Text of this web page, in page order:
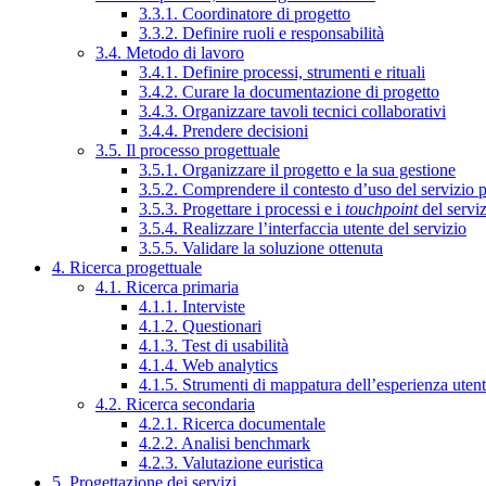
3.3.1. Coordinatore di progetto
3.3.2. Definire ruoli e responsabilità
3.4. Metodo di lavoro
3.4.1. Definire processi, strumenti e rituali
3.4.2. Curare la documentazione di progetto
3.4.3. Organizzare tavoli tecnici collaborativi
3.4.4. Prendere decisioni
3.5. Il processo progettuale
3.5.1. Organizzare il progetto e la sua gestione
3.5.2. Comprendere il contesto d’uso del servizio
3.5.3. Progettare i processi e i touchpointdel
3.5.4. Realizzare l’interfaccia utente del servizio
3.5.5. Validare la soluzione ottenuta
4. Ricerca progettuale
4.1. Ricerca primaria
4.1.1. Interviste
4.1.2. Questionari
4.1.3. Test di usabilità
4.1.4. Web analytics
4.1.5. Strumenti di mappatura dell’esperienza
4.2. Ricerca secondaria
4.2.1. Ricerca documentale
4.2.2. Analisi benchmark
4.2.3. Valutazione euristica
5. Progettazione dei servizi